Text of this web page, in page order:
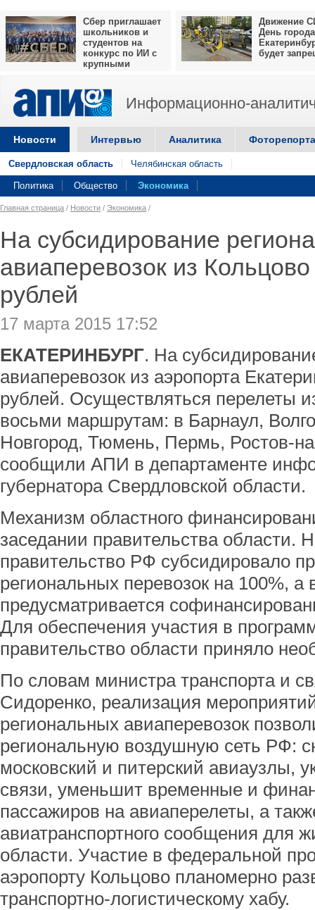
Сбер приглашает
школьников и
студентов на
конкурс по ИИ с
крупными
Движение
День города
будет
Информационно-
Новости Интервью Аналитика
Свердловская область Челябинская область
Политика Общество Экономика
Главная страница / Новости / Экономика /
На субсидирование
авиаперевозок из
рублей
17 марта 2015 17:52
ЕКАТЕРИНБУРГ. На
авиаперевозок из аэропорта
рублей. Осуществляться перелеты
восьми маршрутам: в Барнаул,
Новгород, Тюмень, Пермь, Ростов-
сообщили АПИ в департаменте
губернатора Свердловской области.
Механизм областного
заседании правительства области.
правительство РФ субсидировало
региональных перевозок на 100%, а
предусматривается
Для обеспечения участия в
правительство области приняло
По словам министра транспорта и
Сидоренко, реализация
региональных авиаперевозок
региональную воздушную сеть РФ:
московский и питерский авиаузлы,
связи, уменьшит временные и
пассажиров на авиаперелеты, а
авиатранспортного сообщения для
области. Участие в федеральной
аэропорту Кольцово планомерно
транспортно-логистическому хабу.